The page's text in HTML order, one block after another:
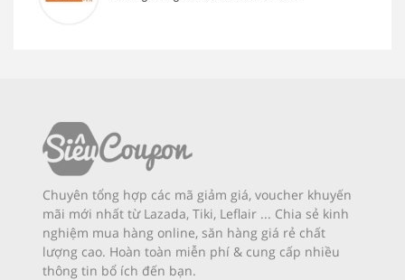
Chuyên tổng hợp các mã giảm giá, voucher khuyến
mãi mới nhất từ Lazada, Tiki, Leflair ... Chia sẻ kinh
nghiệm mua hàng online, săn hàng giá rẻ chất
lượng cao. Hoàn toàn miễn phí & cung cấp nhiều
thông tin bổ ích đến bạn.